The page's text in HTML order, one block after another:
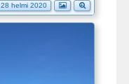
28 helmi 2020